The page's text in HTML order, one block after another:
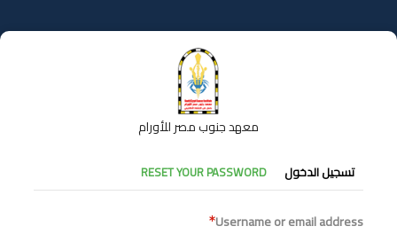
إلى
المحتوى
معهد جنوب مصر للأورام
التبويبات
الأساسية
تسجيل الدخول RESET YOUR PASSWORD
Username or email address